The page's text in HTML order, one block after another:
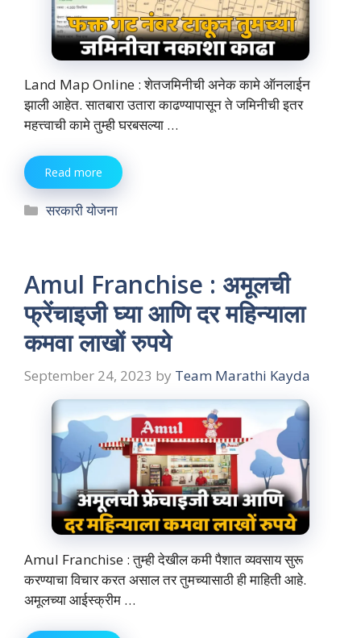
Land Map Online : शेतजमिनीची अनेक कामे ऑनलाईन
झाली आहेत. सातबारा उतारा काढण्यापासून ते जमिनीची इतर
महत्त्वाची कामे तुम्ही घरबसल्या …
Read more
Categories
सरकारी योजना
Amul Franchise : अमूलची
फ्रेंचाइजी घ्या आणि दर महिन्याला
कमवा लाखों रुपये
September 24, 2023 by Team Marathi Kayda
Amul Franchise : तुम्ही देखील कमी पैशात व्यवसाय सुरू
करण्याचा विचार करत असाल तर तुमच्यासाठी ही माहिती आहे.
अमूलच्या आईस्क्रीम …